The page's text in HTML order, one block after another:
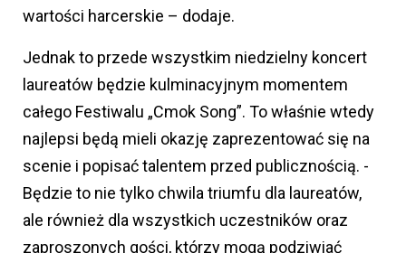
wartości harcerskie – dodaje.
Jednak to przede wszystkim niedzielny koncert
laureatów będzie kulminacyjnym momentem
całego Festiwalu „Cmok Song”. To właśnie wtedy
najlepsi będą mieli okazję zaprezentować się na
scenie i popisać talentem przed publicznością. -
Będzie to nie tylko chwila triumfu dla laureatów,
ale również dla wszystkich uczestników oraz
zaproszonych gości, którzy mogą podziwiać